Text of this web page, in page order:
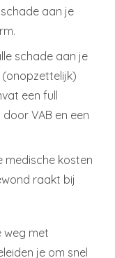
schade aan je
schade aan je
(onopzettelijk)
een full
VAB en een
medische kosten
raakt bij
weg met
je om snel